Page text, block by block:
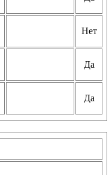
Нет
Да
Да